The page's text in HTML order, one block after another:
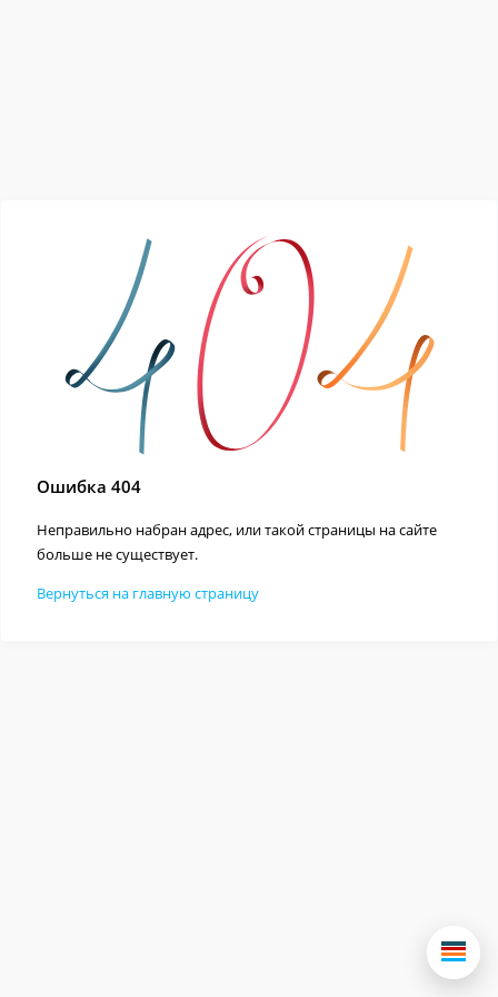
Ошибка 404
Неправильно набран адрес, или такой страницы на сайте
больше не существует.
Вернуться на главную страницу